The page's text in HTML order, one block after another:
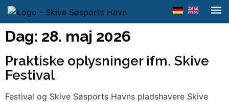
Dag: 28. maj 2026
Praktiske oplysninger ifm. Skive
Festival
Festival og Skive Søsports Havns pladshavere Skive